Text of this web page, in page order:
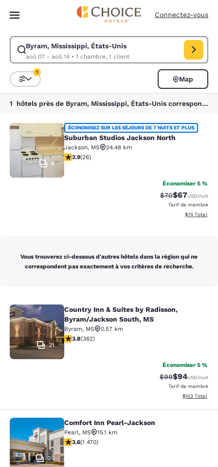
Passer à Contenu Principal
Connectez-vous
Byram, Mississippi, États-Unis
aoû 07 - aoû 14• 1 chambre, 1 client
Modifiez la recherche pour Byram, Mississippi, États-Unis. Date
Trier et filtrer
1
Map
1 hôtels près de Byram, Mississippi, États-Unis correspondant à vos filtres
Suburban Studios Jackson North
6
ÉCONOMISEZ SUR LES SÉJOURS DE 7 NUITS ET PLUS
Suburban Studios Jackson North
Jackson, MS
24.48 km
2.85 étoiles. Moyen. 26 commentaires
2.9(26)
Économiser 5 %
Tarif barré :
$70Tarif réduit :
$67USD/nuit
Tarif de membre
Afficher les
$74 Total
Vous trouverez ci-dessous d'autres hôtels dans la région qui ne
correspondent pas exactement à vos critères de recherche.
Country Inn & Suites by Radisson,
21
Country Inn & Suites by Radisson,
Byram/Jackson South, MS
Byram, MS
0.57 km
3.76 étoiles. Bien. 362 commentaires
3.8(362)
Économiser 5 %
Tarif barré :
$99Tarif réduit :
$94USD/nuit
Tarif de membre
Afficher les
$103 Total
Comfort Inn Pearl-Jackson
29
Comfort Inn Pearl-Jackson
Pearl, MS
15.1 km
3.64 étoiles. Bien. 1470 commentaires
3.6(1 470)